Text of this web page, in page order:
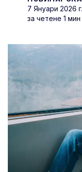
7 Януари 2026 г.
за четене 1 мин